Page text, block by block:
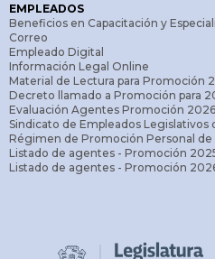
EMPLEADOS
Beneficios en Capacitación y
Correo
Empleado Digital
Información Legal Online
Material de Lectura para Promoción
Decreto llamado a Promoción para
Evaluación Agentes Promoción 2026
Sindicato de Empleados Legislativos
Régimen de Promoción Personal de
Listado de agentes - Promoción
Listado de agentes - Promoción